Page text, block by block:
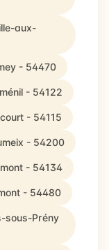
aux-
- 54470
- 54122
- 54115
- 54200
- 54134
- 54480
sous-Prény